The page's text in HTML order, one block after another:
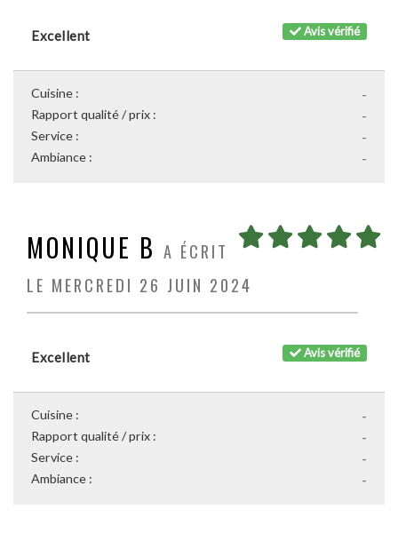
Avis vérifié
Excellent
-
Cuisine :
-
Rapport qualité / prix :
-
Service :
-
Ambiance :
MONIQUE B A ÉCRIT
LE MERCREDI 26 JUIN 2024
Avis vérifié
Excellent
-
Cuisine :
-
Rapport qualité / prix :
-
Service :
-
Ambiance :